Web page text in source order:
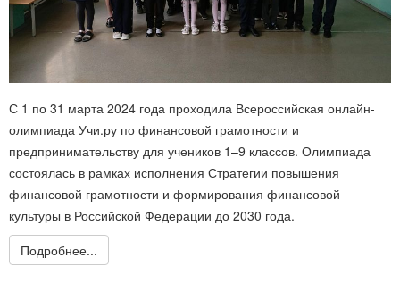
С 1 по 31 марта 2024 года проходила Всероссийская онлайн-
олимпиада Учи.ру по финансовой грамотности и
предпринимательству для учеников 1–9 классов. Олимпиада
состоялась в рамках исполнения Стратегии повышения
финансовой грамотности и формирования финансовой
культуры в Российской Федерации до 2030 года.
Подробнее...